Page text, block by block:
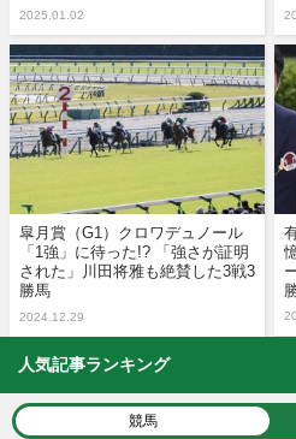
2025.01.02
皐月賞（G1）クロワデュノール
「1強」に待った!? 「強さが証明
された」川田将雅も絶賛した3戦3
勝馬
2024.12.29
人気記事ランキング
競馬